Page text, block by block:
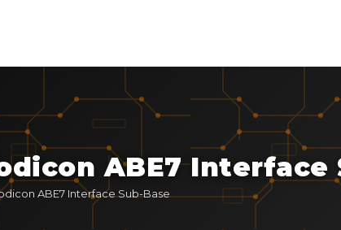
ABE7 Interface
ABE7 Interface Sub-Base